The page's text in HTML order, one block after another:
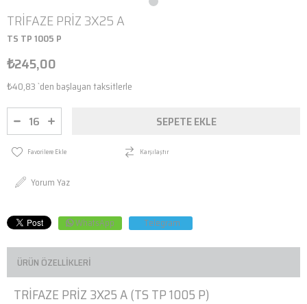
TRİFAZE PRİZ 3X25 A
TS TP 1005 P
₺245,00
₺40,83`den başlayan taksitlerle
Favorilere Ekle Karşılaştır
Yorum Yaz
WhatsApp Telegram
ÜRÜN ÖZELLIKLERI
TRİFAZE PRİZ 3X25 A (TS TP 1005 P)